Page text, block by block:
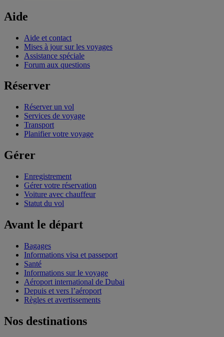
Aide
Aide et contact
Mises à jour sur les voyages
Assistance spéciale
Forum aux questions
Réserver
Réserver un vol
Services de voyage
Transport
Planifier votre voyage
Gérer
Enregistrement
Gérer votre réservation
Voiture avec chauffeur
Statut du vol
Avant le départ
Bagages
Informations visa et passeport
Santé
Informations sur le voyage
Aéroport international de Dubai
Depuis et vers l’aéroport
Règles et avertissements
Nos destinations